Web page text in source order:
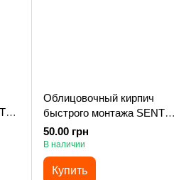
Облицовочный кирпич
быстрого монтажа SENTEX
SLIM Graphite
50.00 грн
В наличии
Купить